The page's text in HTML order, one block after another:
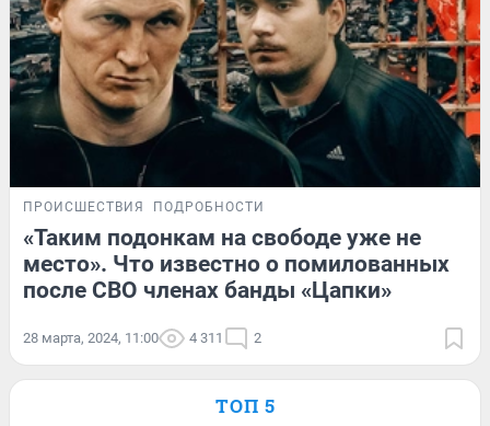
ПРОИСШЕСТВИЯ ПОДРОБНОСТИ
«Таким подонкам на свободе уже не
место». Что известно о помилованных
после СВО членах банды «Цапки»
28 марта, 2024, 11:00 4 311 2
ТОП 5